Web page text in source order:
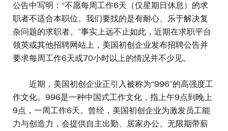
公告中写明：“不愿每周工作6天（仅星期日休息）的求
职者不适合本职位。我们要找的是有耐心、乐于解决复
杂问题的求职者。”事实上远不止如此，近期在求职平台
领英或其他招聘网站上，美国初创企业发布招聘公告并
要求每周工作6天或70小时以上的情况并不少见。
近期，美国初创企业正引入被称为“996”的高强度工
作文化。996是一种中国式工作文化，指上午9点到晚上
9点，一周工作6天。曾经，美国初创企业为激发员工能
力与创造力，会提供自主出勤、居家办公、无限期带薪